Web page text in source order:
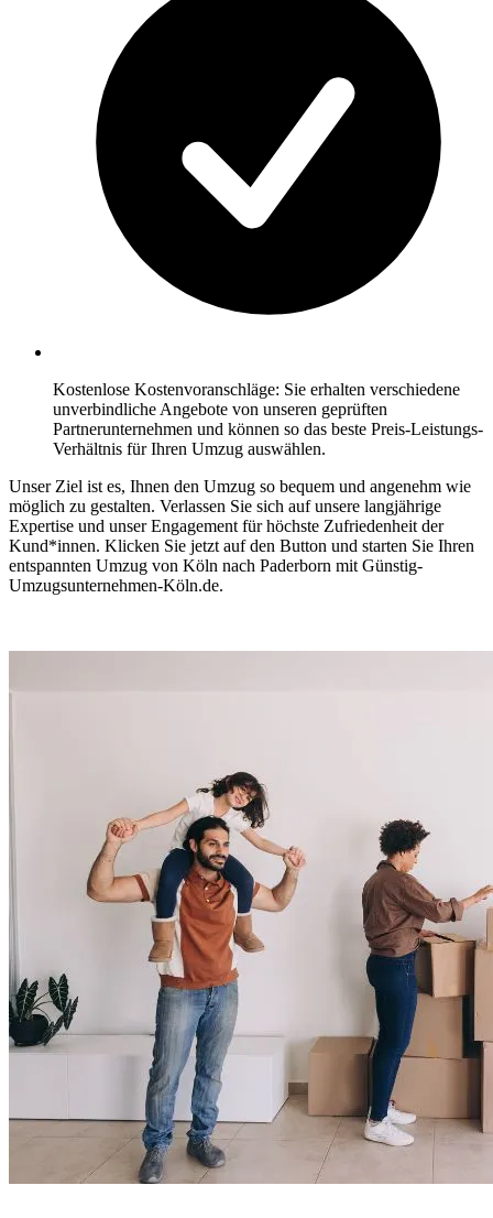
Kostenlose Kostenvoranschläge: Sie erhalten verschiedene
unverbindliche Angebote von unseren geprüften
Partnerunternehmen und können so das beste Preis-Leistungs-
Verhältnis für Ihren Umzug auswählen.
Unser Ziel ist es, Ihnen den Umzug so bequem und angenehm wie
möglich zu gestalten. Verlassen Sie sich auf unsere langjährige
Expertise und unser Engagement für höchste Zufriedenheit der
Kund*innen. Klicken Sie jetzt auf den Button und starten Sie Ihren
entspannten Umzug von Köln⁠ nach Paderborn mit Günstig-
Umzugsunternehmen-Köln.de.